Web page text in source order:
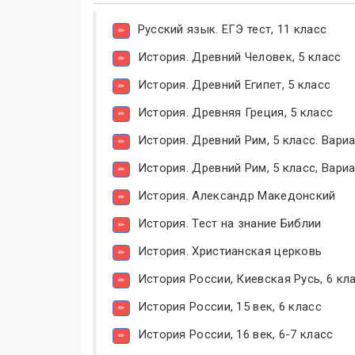
Русский язык. ЕГЭ тест, 11 класс
История. Древний Человек, 5 класс
История. Древний Египет, 5 класс
История. Древняя Греция, 5 класс
История. Древний Рим, 5 класс.
История. Древний Рим, 5 класс,
История. Александр Македонский
История. Тест на знание Библии
История. Христианская церковь
История России, Киевская Русь, 6
История России, 15 век, 6 класс
История России, 16 век, 6-7 класс